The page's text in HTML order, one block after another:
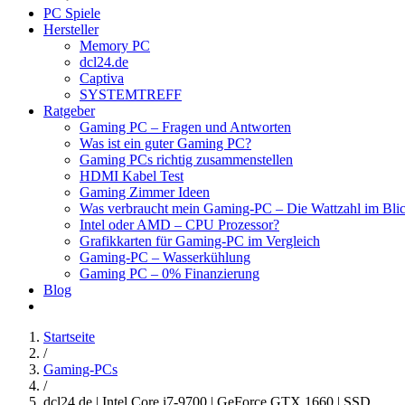
PC Spiele
Hersteller
Memory PC
dcl24.de
Captiva
SYSTEMTREFF
Ratgeber
Gaming PC – Fragen und Antworten
Was ist ein guter Gaming PC?
Gaming PCs richtig zusammenstellen
HDMI Kabel Test
Gaming Zimmer Ideen
Was verbraucht mein Gaming-PC – Die Wattzahl im
Intel oder AMD – CPU Prozessor?
Grafikkarten für Gaming-PC im Vergleich
Gaming-PC – Wasserkühlung
Gaming PC – 0% Finanzierung
Blog
Startseite
/
Gaming-PCs
/
dcl24.de | Intel Core i7-9700 | GeForce GTX 1660 | SSD